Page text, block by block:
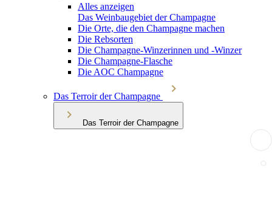
Alles anzeigen
Das Weinbaugebiet der Champagne
Die Orte, die den Champagne machen
Die Rebsorten
Die Champagne-Winzerinnen und -Winzer
Die Champagne-Flasche
Die AOC Champagne
Das Terroir der Champagne
Das Terroir der Champagne